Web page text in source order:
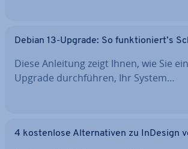
Debian 13-Upgrade: So funk­tio­niert’s
Diese Anleitung zeigt Ihnen, wie Sie
Upgrade durch­füh­ren, Ihr System…
4 kos­ten­lo­se Al­ter­na­ti­ven zu InDesign